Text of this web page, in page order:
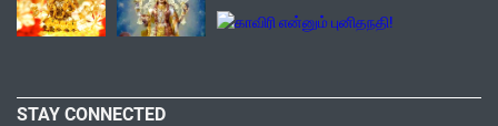
STAY CONNECTED